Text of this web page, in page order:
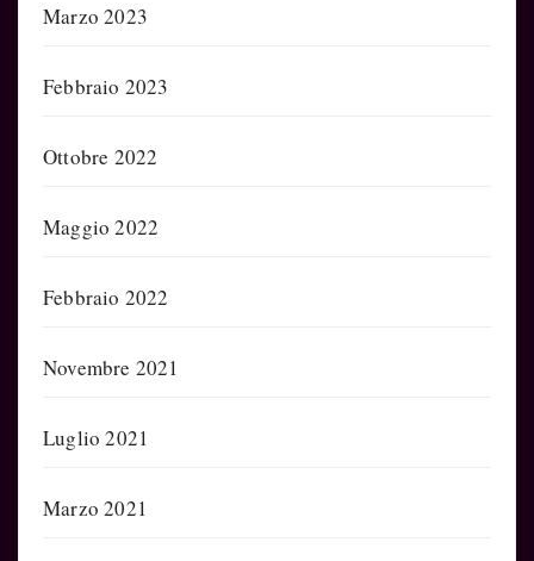
Marzo 2023
Febbraio 2023
Ottobre 2022
Maggio 2022
Febbraio 2022
Novembre 2021
Luglio 2021
Marzo 2021